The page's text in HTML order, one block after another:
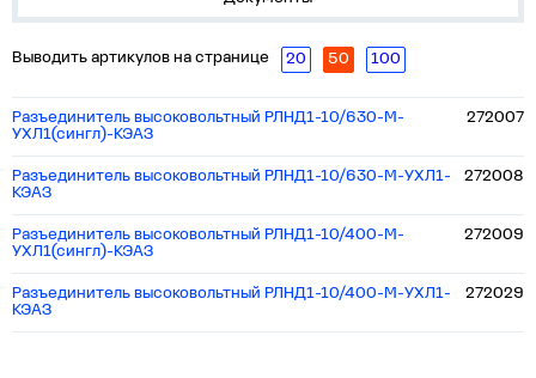
Выводить артикулов на странице 20 50 100
Разъединитель высоковольтный РЛНД1-10/630-М-
УХЛ1(сингл)-КЭАЗ
272007
Разъединитель высоковольтный РЛНД1-10/630-М-УХЛ1-
КЭАЗ
272008
Разъединитель высоковольтный РЛНД1-10/400-М-
УХЛ1(сингл)-КЭАЗ
272009
Разъединитель высоковольтный РЛНД1-10/400-М-УХЛ1-
КЭАЗ
272029